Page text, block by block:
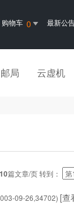
购物车 0 最新公
邮局 云虚机
10篇文章/页 转到：
09-26,34702) [查